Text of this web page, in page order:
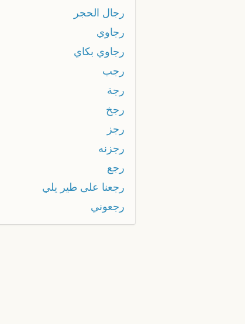
رجال الحجر
رجاوي
رجاوي بكاي
رجب
رجة
رجخ
رجز
رجزنه
رجع
رجعنا على طير يلي
رجعوني